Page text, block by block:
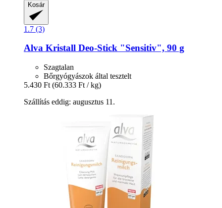
Kosár
1.7 (3)
Alva Kristall Deo-​Stick "Sensitiv", 90 g
Szagtalan
Bőrgyógyászok által tesztelt
5.430 Ft (60.333 Ft / kg)
Szállítás eddig: augusztus 11.